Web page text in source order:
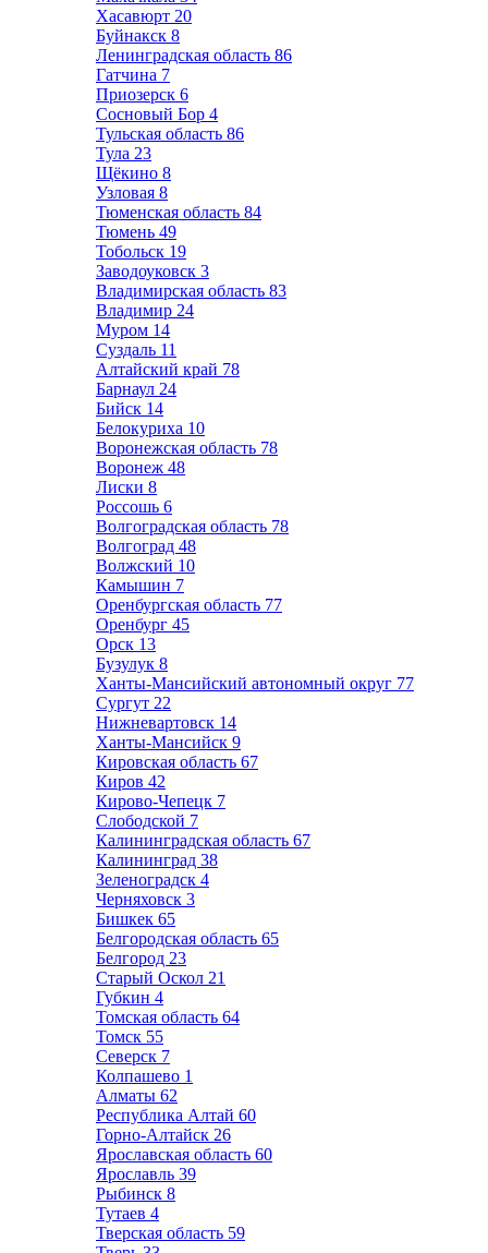
Хасавюрт 20
Буйнакск 8
Ленинградская область 86
Гатчина 7
Приозерск 6
Сосновый Бор 4
Тульская область 86
Тула 23
Щёкино 8
Узловая 8
Тюменская область 84
Тюмень 49
Тобольск 19
Заводоуковск 3
Владимирская область 83
Владимир 24
Муром 14
Суздаль 11
Алтайский край 78
Барнаул 24
Бийск 14
Белокуриха 10
Воронежская область 78
Воронеж 48
Лиски 8
Россошь 6
Волгоградская область 78
Волгоград 48
Волжский 10
Камышин 7
Оренбургская область 77
Оренбург 45
Орск 13
Бузулук 8
Ханты-Мансийский автономный округ 77
Сургут 22
Нижневартовск 14
Ханты-Мансийск 9
Кировская область 67
Киров 42
Кирово-Чепецк 7
Слободской 7
Калининградская область 67
Калининград 38
Зеленоградск 4
Черняховск 3
Бишкек 65
Белгородская область 65
Белгород 23
Старый Оскол 21
Губкин 4
Томская область 64
Томск 55
Северск 7
Колпашево 1
Алматы 62
Республика Алтай 60
Горно-Алтайск 26
Ярославская область 60
Ярославль 39
Рыбинск 8
Тутаев 4
Тверская область 59